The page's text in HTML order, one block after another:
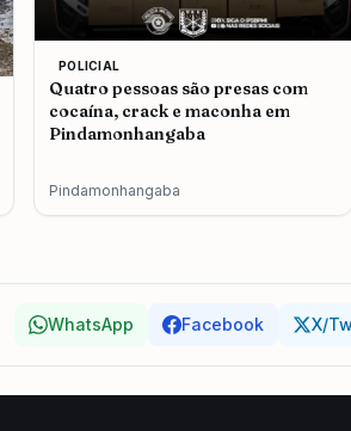
POLICIAL
Quatro pessoas são presas com
cocaína, crack e maconha em
Pindamonhangaba
Pindamonhangaba
WhatsApp Facebook X/